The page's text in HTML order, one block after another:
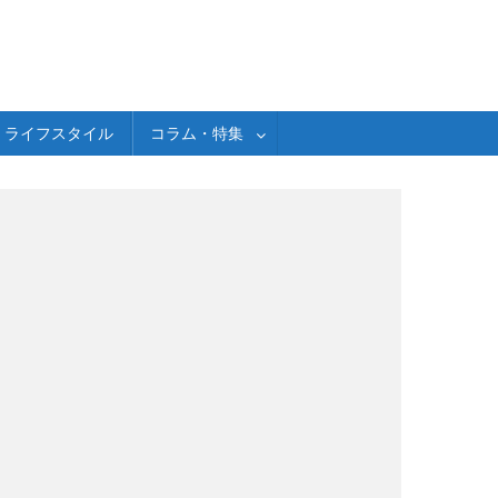
ライフスタイル コラム・特集